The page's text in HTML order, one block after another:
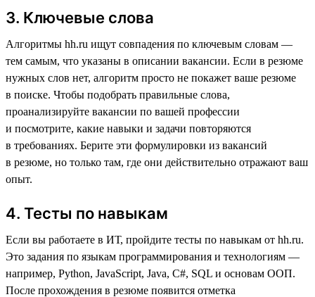
3. Ключевые слова
Алгоритмы hh.ru ищут совпадения по ключевым словам —
тем самым, что указаны в описании вакансии. Если в резюме
нужных слов нет, алгоритм просто не покажет ваше резюме
в поиске. Чтобы подобрать правильные слова,
проанализируйте вакансии по вашей профессии
и посмотрите, какие навыки и задачи повторяются
в требованиях. Берите эти формулировки из вакансий
в резюме, но только там, где они действительно отражают ваш
опыт.
4. Тесты по навыкам
Если вы работаете в ИТ, пройдите тесты по навыкам от hh.ru.
Это задания по языкам программирования и технологиям —
например, Python, JavaScript, Java, C#, SQL и основам ООП.
После прохождения в резюме появится отметка